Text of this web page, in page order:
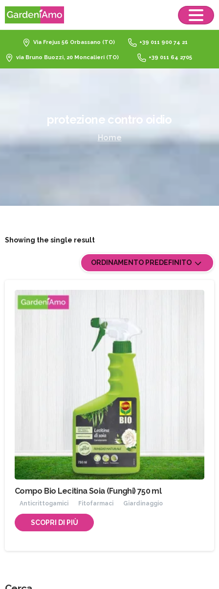
Via Frejus 56 Orbassano (TO) +39 011 900 74 21
via Bruno Buozzi, 20 Moncalieri (TO) +39 011 64 2705
protezione contro oidio
Home
Showing the single result
ORDINAMENTO PREDEFINITO
Compo Bio Lecitina Soia (Funghi) 750 ml
Anticrittogamici Fitofarmaci Giardinaggio
SCOPRI DI PIÙ